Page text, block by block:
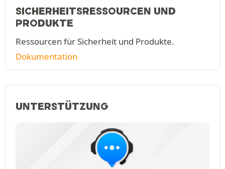
SICHERHEITSRESSOURCEN UND
PRODUKTE
Ressourcen für Sicherheit und Produkte.
Dokumentation
UNTERSTÜTZUNG